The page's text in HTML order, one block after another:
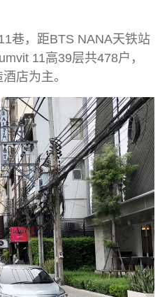
巷，距BTS NANA天铁站
11高39层共478户，
店为主。